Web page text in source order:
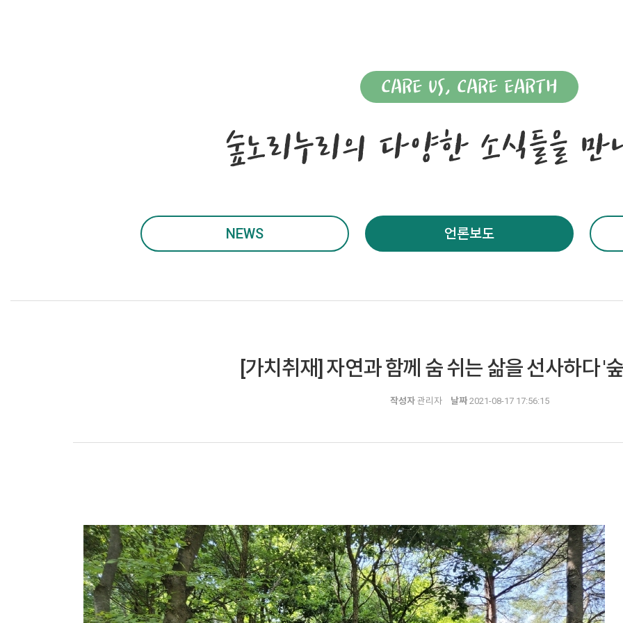
CARE US, CARE EARTH
숲노리누리의 다양한 소식들을 만
NEWS 언론보도
[가치취재] 자연과 함께 숨 쉬는 삶을 선사하다 '
작성자관리자 날짜2021-08-17 17:56:15